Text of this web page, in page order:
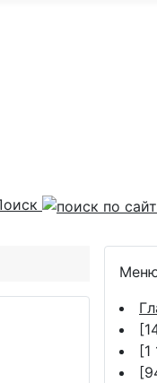
[1